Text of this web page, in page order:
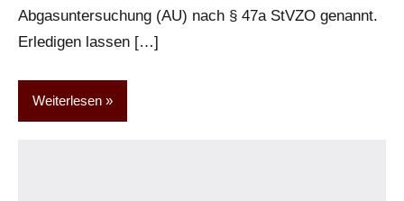
Abgasuntersuchung (AU) nach § 47a StVZO genannt.
Erledigen lassen […]
Weiterlesen